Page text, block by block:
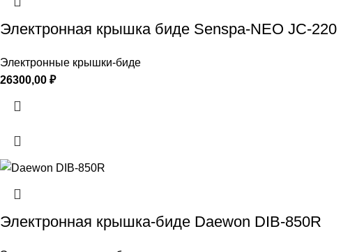
Электронная крышка биде Senspa-NEO JC-220
Электронные крышки-биде
26300,00 ₽
Электронная крышка-биде Daewon DIB-850R